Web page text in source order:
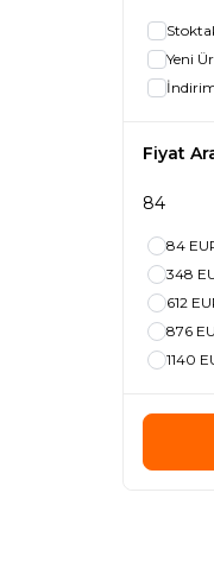
Yeni
Fiyat
84
348
612
876
1140